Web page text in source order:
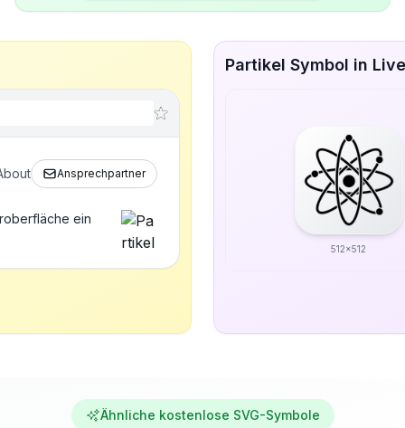
Ansprechpartner
ein
Partikel Symbol in
512x512
Ähnliche kostenlose SVG-Symbole